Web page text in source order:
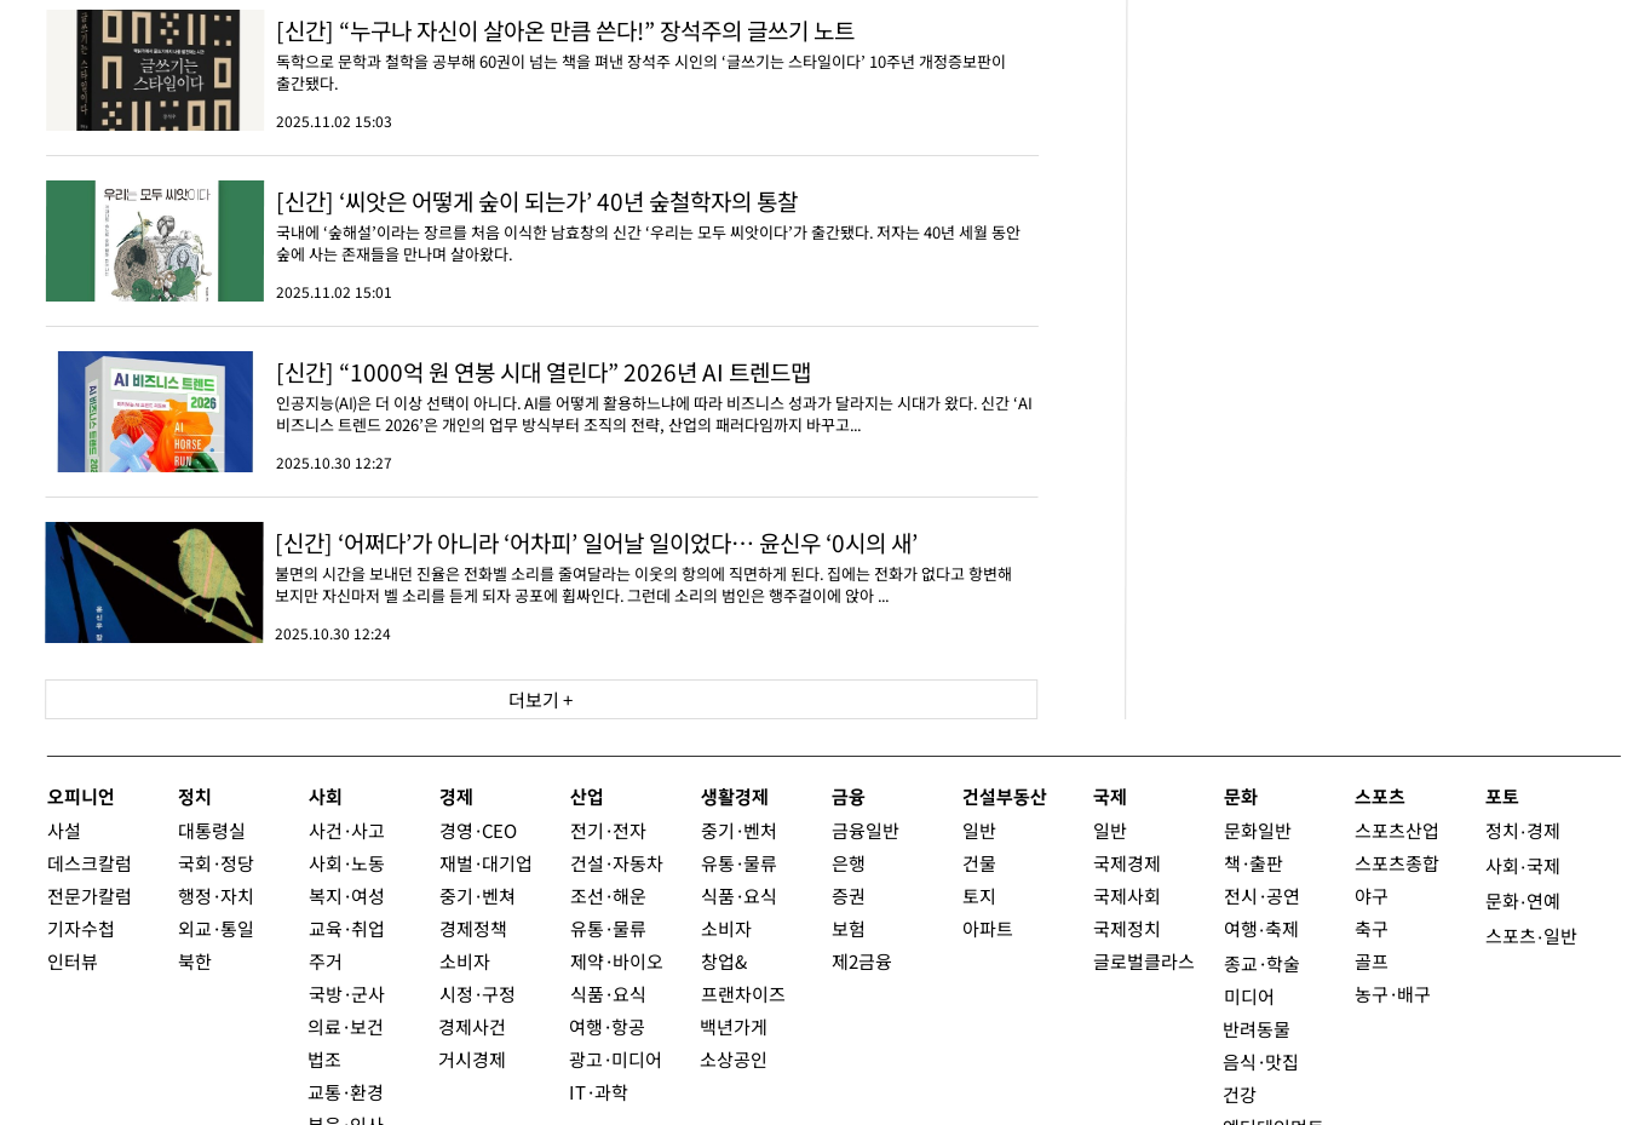
[신간] “누구나 자신이 살아온 만큼 쓴다!” 장석주의 글쓰기 노트
독학으로 문학과 철학을 공부해 60권이 넘는 책을 펴낸 장석주 시인의 ‘글쓰기는 스타일이다’ 10주년 개정증보판이
출간됐다.
2025.11.02 15:03
[신간] ‘씨앗은 어떻게 숲이 되는가’ 40년 숲철학자의 통찰
국내에 ‘숲해설’이라는 장르를 처음 이식한 남효창의 신간 ‘우리는 모두 씨앗이다’가 출간됐다. 저자는 40년 세월 동안
숲에 사는 존재들을 만나며 살아왔다.
2025.11.02 15:01
[신간] “1000억 원 연봉 시대 열린다” 2026년 AI 트렌드맵
인공지능(AI)은 더 이상 선택이 아니다. AI를 어떻게 활용하느냐에 따라 비즈니스 성과가 달라지는 시대가 왔다. 신간 ‘AI
비즈니스 트렌드 2026’은 개인의 업무 방식부터 조직의 전략, 산업의 패러다임까지 바꾸고...
2025.10.30 12:27
[신간] ‘어쩌다’가 아니라 ‘어차피’ 일어날 일이었다… 윤신우 ‘0시의 새’
불면의 시간을 보내던 진율은 전화벨 소리를 줄여달라는 이웃의 항의에 직면하게 된다. 집에는 전화가 없다고 항변해
보지만 자신마저 벨 소리를 듣게 되자 공포에 휩싸인다. 그런데 소리의 범인은 행주걸이에 앉아 ...
2025.10.30 12:24
더보기 +
오피니언
사설
데스크칼럼
전문가칼럼
기자수첩
인터뷰
정치
대통령실
국회·정당
행정·자치
외교·통일
북한
사회
사건·사고
사회·노동
복지·여성
교육·취업
주거
국방·군사
의료·보건
법조
교통·환경
경제
경영·CEO
재벌·대기업
중기·벤쳐
경제정책
소비자
시정·구정
경제사건
거시경제
산업
전기·전자
건설·자동차
조선·해운
유통·물류
제약·바이오
식품·요식
여행·항공
광고·미디어
IT·과학
생활경제
중기·벤처
유통·물류
식품·요식
소비자
창업&
프랜차이즈
백년가게
소상공인
금융
금융일반
은행
증권
보험
제2금융
건설부동산
일반
건물
토지
아파트
국제
일반
국제경제
국제사회
국제정치
글로벌클라스
문화
문화일반
책·출판
전시·공연
여행·축제
종교·학술
미디어
반려동물
음식·맛집
건강
스포츠
스포츠산업
스포츠종합
야구
축구
골프
농구·배구
포토
정치 ·경제
사회 ·국제
문화·연예
스포츠·일반